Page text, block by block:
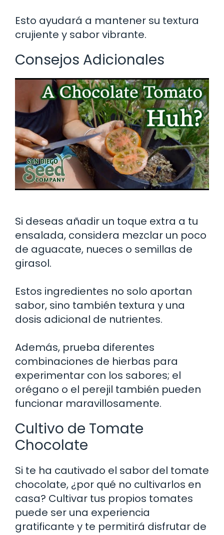
Esto ayudará a mantener su textura
crujiente y sabor vibrante.
Consejos Adicionales
Si deseas añadir un toque extra a tu
ensalada, considera mezclar un poco
de aguacate, nueces o semillas de
girasol.
Estos ingredientes no solo aportan
sabor, sino también textura y una
dosis adicional de nutrientes.
Además, prueba diferentes
combinaciones de hierbas para
experimentar con los sabores; el
orégano o el perejil también pueden
funcionar maravillosamente.
Cultivo de Tomate
Chocolate
Si te ha cautivado el sabor del tomate
chocolate, ¿por qué no cultivarlos en
casa? Cultivar tus propios tomates
puede ser una experiencia
gratificante y te permitirá disfrutar de